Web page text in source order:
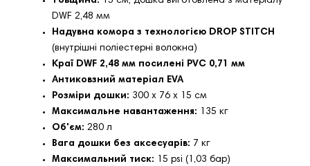
DWF 2,48 мм
Надувна комора з технологією DROP STITCH
(внутрішні поліестерні волокна)
Краї DWF 2,48 мм посилені PVC 0,71 мм
Антиковзний матеріал EVA
Розміри дошки: 300 x 76 x 15 см
Максимальне навантаження: 135 кг
Об'єм: 280 л
Вага дошки без аксесуарів: 7 кг
Максимальний тиск: 15 psi (1,03 бар)